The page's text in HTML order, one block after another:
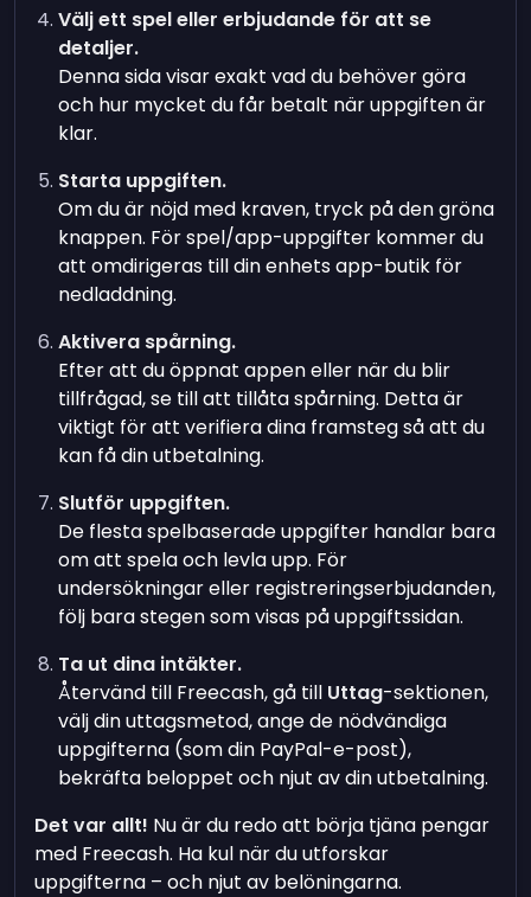
Välj ett spel eller erbjudande för att se
detaljer.
Denna sida visar exakt vad du behöver göra
och hur mycket du får betalt när uppgiften är
klar.
Starta uppgiften.
Om du är nöjd med kraven, tryck på den gröna
knappen. För spel/app-uppgifter kommer du
att omdirigeras till din enhets app-butik för
nedladdning.
Aktivera spårning.
Efter att du öppnat appen eller när du blir
tillfrågad, se till att tillåta spårning. Detta är
viktigt för att verifiera dina framsteg så att du
kan få din utbetalning.
Slutför uppgiften.
De flesta spelbaserade uppgifter handlar bara
om att spela och levla upp. För
undersökningar eller registreringserbjudanden,
följ bara stegen som visas på uppgiftssidan.
Ta ut dina intäkter.
Återvänd till Freecash, gå till Uttag-sektionen,
välj din uttagsmetod, ange de nödvändiga
uppgifterna (som din PayPal-e-post),
bekräfta beloppet och njut av din utbetalning.
Det var allt! Nu är du redo att börja tjäna pengar
med Freecash. Ha kul när du utforskar
uppgifterna – och njut av belöningarna.